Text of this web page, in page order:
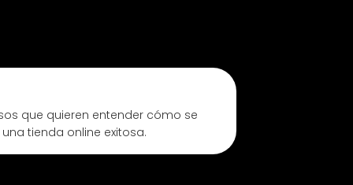
que quieren entender cómo se
tienda online exitosa.